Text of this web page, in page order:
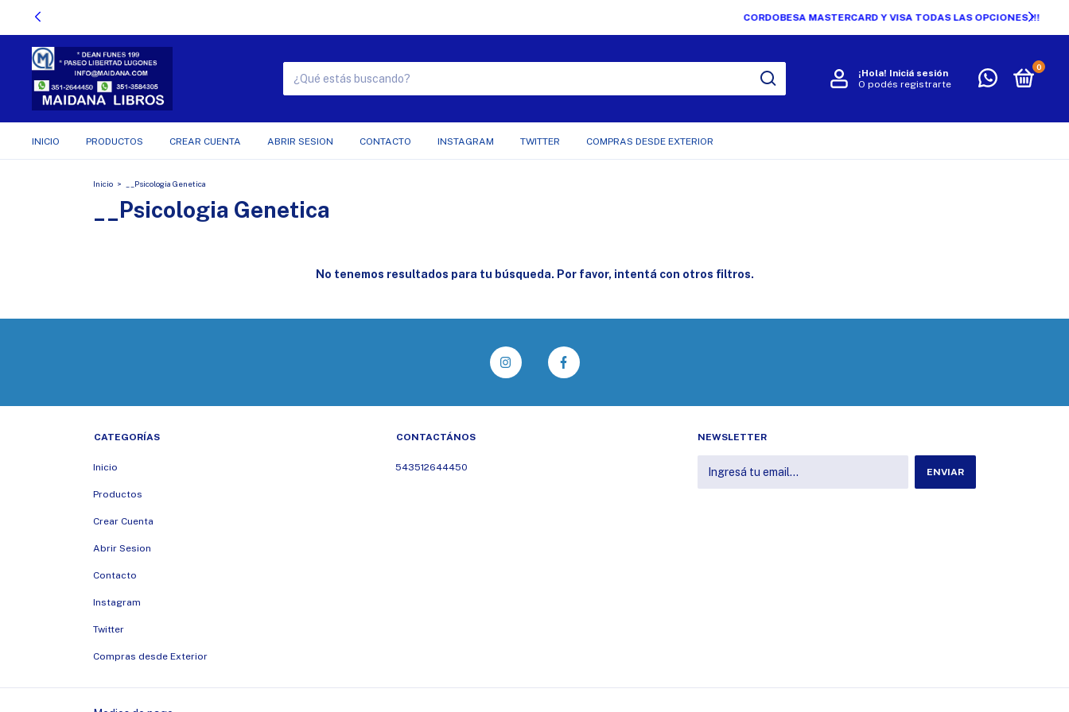
¡Hola! Iniciá sesión
O podés registrarte
0
INICIO PRODUCTOS CREAR CUENTA ABRIR SESION CONTACTO INSTAGRAM TWITTER COMPRAS DESDE EXTERIOR
Inicio > __Psicologia Genetica
__Psicologia Genetica
No tenemos resultados para tu búsqueda. Por favor, intentá con otros filtros.
CATEGORÍAS
Inicio
Productos
Crear Cuenta
Abrir Sesion
Contacto
Instagram
Twitter
Compras desde Exterior
CONTACTÁNOS
543512644450
NEWSLETTER